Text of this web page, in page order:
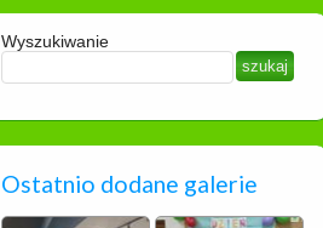
Wyszukiwanie
Ostatnio dodane galerie